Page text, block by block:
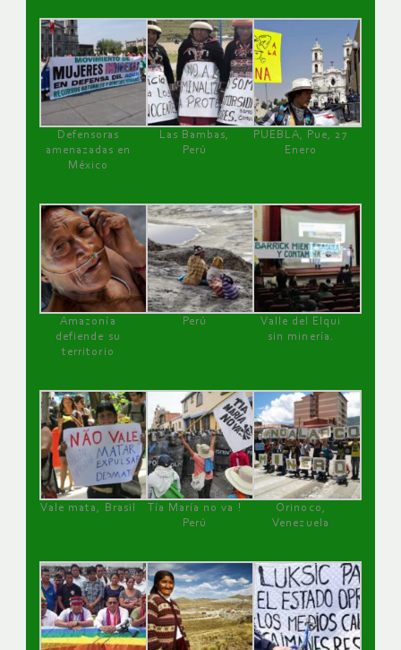
Defensoras
amenazadas en
México
Las Bambas,
Perú
PUEBLA, Pue, 27
Enero
Amazonía
defiende su
territorio
Perú
Valle del Elqui
sin minería.
Vale mata, Brasil
Tía María no va !
Perú
Orinoco,
Venezuela